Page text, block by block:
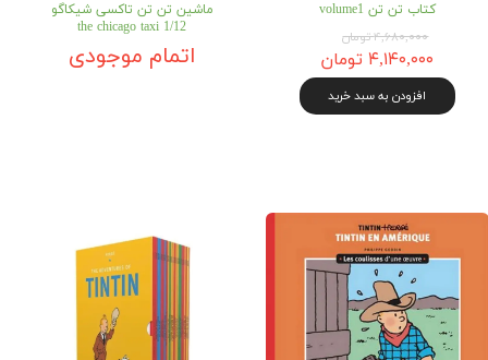
کتاب تن تن volume1
۴,۶۸۰,۰۰۰ تومان
۴,۱۴۰,۰۰۰ تومان
افزودن به سبد خرید
ماشین تن تن تاکسی شیکاگو
the chicago taxi 1/12
اتمام موجودی